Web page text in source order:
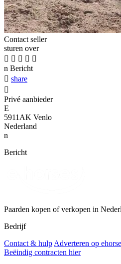
Contact seller
sturen over
    
n Bericht
 share

Privé aanbieder
E
5911AK Venlo
Nederland
n
Bericht
Paarden kopen of verkopen in
Bedrijf
Contact & hulp Adverteren op
Beëindig contracten hier